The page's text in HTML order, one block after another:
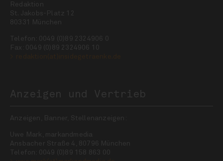
Redaktion
St. Jakobs-Platz 12
80331 München
Telefon: 0049 (0)89 2324906 0
Fax: 0049 (0)89 2324906 10
Anzeigen und Vertrieb
Anzeigen, Banner, Stellenanzeigen:
Uwe Mark, markandmedia
Ansbacher Straße 4, 80796 München
Telefon: 0049 (0)89 158 863 00